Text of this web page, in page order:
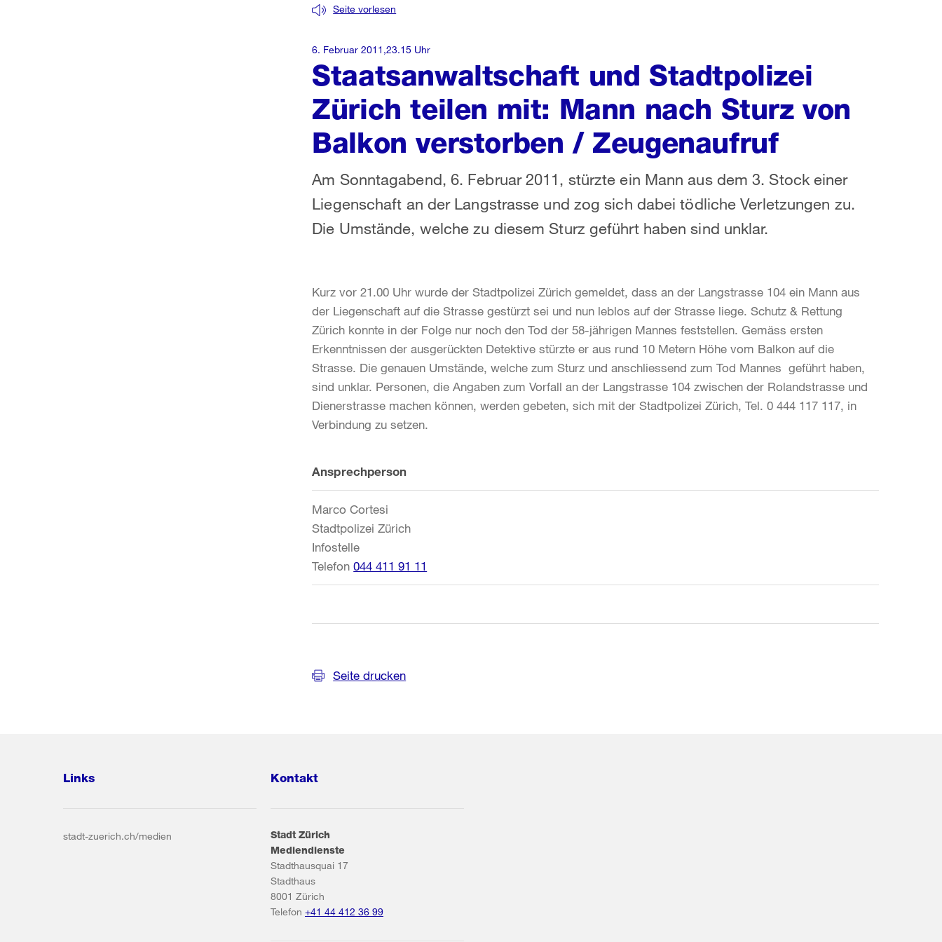
Staatsanwaltschaft und Stadtpolizei
Zürich teilen mit: Mann nach Sturz von
Balkon verstorben / Zeugenaufruf
Seite vorlesen
Am Sonntagabend, 6. Februar 2011, stürzte ein Mann aus dem 3. Stock einer
Liegenschaft an der Langstrasse und zog sich dabei tödliche Verletzungen zu.
Die Umstände, welche zu diesem Sturz geführt haben sind unklar.
6. Februar 2011,23.15 Uhr
Kurz vor 21.00 Uhr wurde der Stadtpolizei Zürich gemeldet, dass an der Langstrasse 104 ein Mann aus
der Liegenschaft auf die Strasse gestürzt sei und nun leblos auf der Strasse liege. Schutz & Rettung
Zürich konnte in der Folge nur noch den Tod der 58-jährigen Mannes feststellen. Gemäss ersten
Erkenntnissen der ausgerückten Detektive stürzte er aus rund 10 Metern Höhe vom Balkon auf die
Strasse. Die genauen Umstände, welche zum Sturz und anschliessend zum Tod Mannes geführt haben,
sind unklar. Personen, die Angaben zum Vorfall an der Langstrasse 104 zwischen der Rolandstrasse und
Dienerstrasse machen können, werden gebeten, sich mit der Stadtpolizei Zürich, Tel. 0 444 117 117, in
Verbindung zu setzen.
Weitere
Informationen
Ansprechperson
Marco Cortesi
Stadtpolizei Zürich
Infostelle
Telefon 044 411 91 11
Seite drucken
Links
stadt-zuerich.ch/medien
Kontakt
Stadt Zürich
Mediendienste
Stadthausquai 17
Stadthaus
8001 Zürich
Telefon +41 44 412 36 99